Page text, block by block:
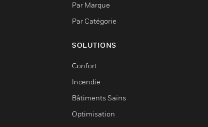
Par Marque
Par Catégorie
SOLUTIONS
Confort
Incendie
Bâtiments Sains
Optimisation